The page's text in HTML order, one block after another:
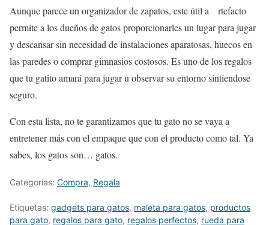
Aunque parece un organizador de zapatos, este útil a rtefacto
permite a los dueños de gatos proporcionarles un lugar para jugar
y descansar sin necesidad de instalaciones aparatosas, huecos en
las paredes o comprar gimnasios costosos. Es uno de los regalos
que tu gatito amará para jugar u observar su entorno sintiendose
seguro.
Con esta lista, no te garantizamos que tu gato no se vaya a
entretener más con el empaque que con el producto como tal. Ya
sabes, los gatos son… gatos.
Categorías: Compra, Regala
Etiquetas: gadgets para gatos, maleta para gatos, productos
para gato, regalos para gato, regalos perfectos, rueda para